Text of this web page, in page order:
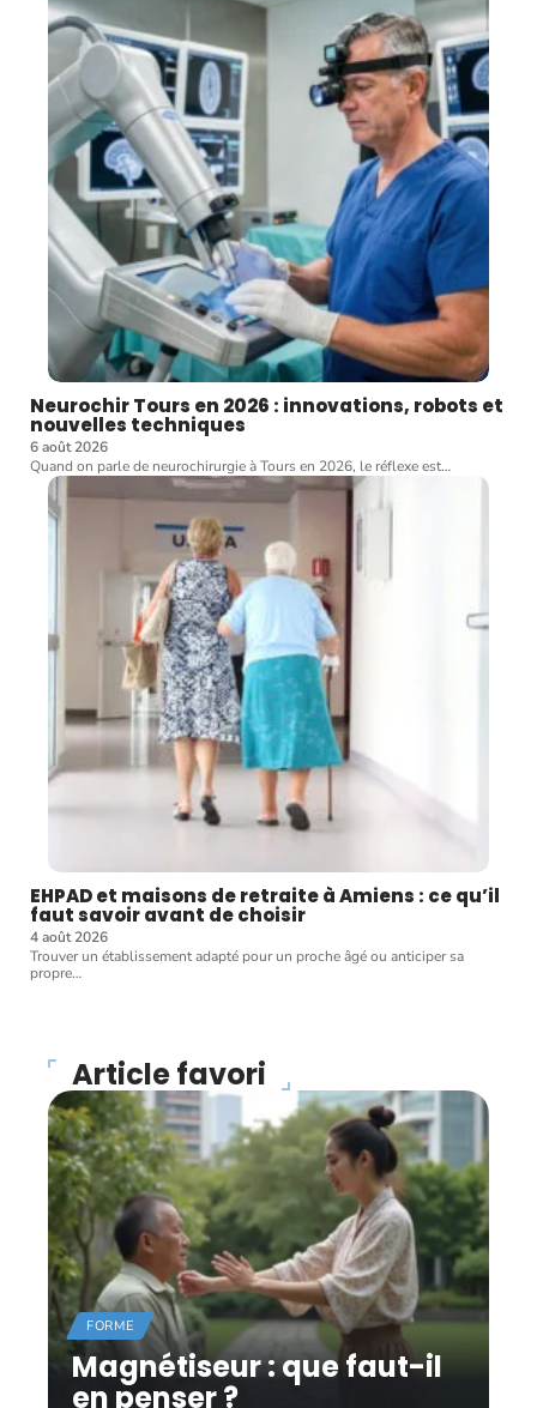
Neurochir Tours en 2026 : innovations, robots et
nouvelles techniques
6 août 2026
Quand on parle de neurochirurgie à Tours en 2026, le réflexe est…
EHPAD et maisons de retraite à Amiens : ce qu’il
faut savoir avant de choisir
4 août 2026
Trouver un établissement adapté pour un proche âgé ou anticiper sa
propre…
Article favori
FORME
Magnétiseur : que faut-il
en penser ?